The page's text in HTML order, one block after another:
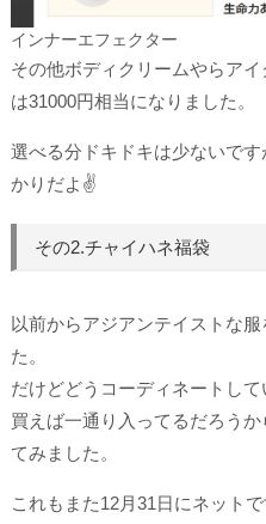
インナーエフェクター
その他ボディクリームやらア
は31000円相当になりました。
選べる分ドキドキは少ないで
かりだよ✌
その2.チャイハネ福袋
以前からアジアンテイストな
た。
だけどどうコーディネートし
買えば一通り入ってるだろうか
てみました。
これもまた12月31日にネット